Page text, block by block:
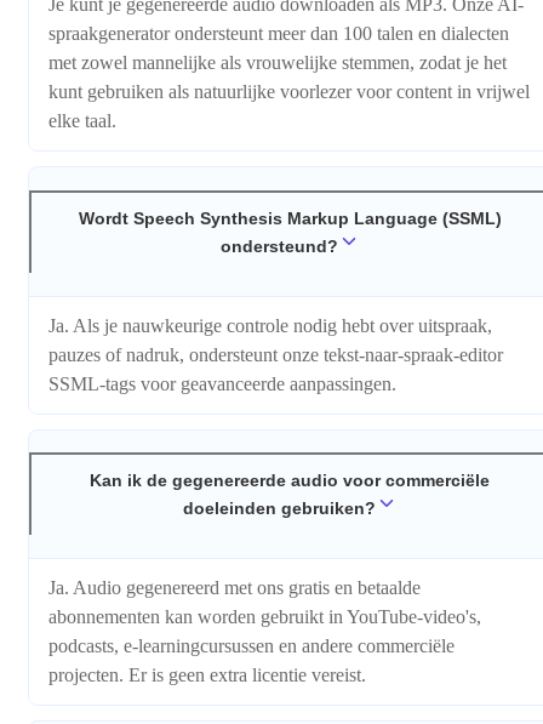
Je kunt je gegenereerde audio downloaden als MP3. Onze AI-
spraakgenerator ondersteunt meer dan 100 talen en dialecten
met zowel mannelijke als vrouwelijke stemmen, zodat je het
kunt gebruiken als natuurlijke voorlezer voor content in vrijwel
elke taal.
Wordt Speech Synthesis Markup Language (SSML)
ondersteund?
Ja. Als je nauwkeurige controle nodig hebt over uitspraak,
pauzes of nadruk, ondersteunt onze tekst-naar-spraak-editor
SSML-tags voor geavanceerde aanpassingen.
Kan ik de gegenereerde audio voor commerciële
doeleinden gebruiken?
Ja. Audio gegenereerd met ons gratis en betaalde
abonnementen kan worden gebruikt in YouTube-video's,
podcasts, e-learningcursussen en andere commerciële
projecten. Er is geen extra licentie vereist.